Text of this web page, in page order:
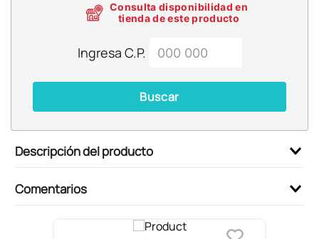
Consulta disponibilidad en
tienda de este producto
Ingresa C.P.
Buscar
Descripción del producto
Comentarios